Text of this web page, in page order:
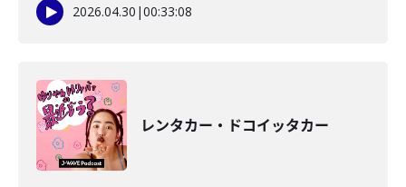
2026.04.30 |00:33:08
レンタカー・ドコイッタカー